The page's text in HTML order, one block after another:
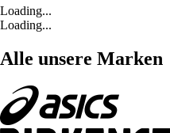
Loading...
Loading...
Alle unsere Marken